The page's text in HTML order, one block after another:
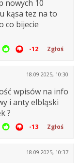
nowych 10
kąsa tez na to
co bijecie
-12 Zgłoś
18.09.2025, 10:30
wpisów na info
i anty elbląski
?
-13 Zgłoś
18.09.2025, 10:37